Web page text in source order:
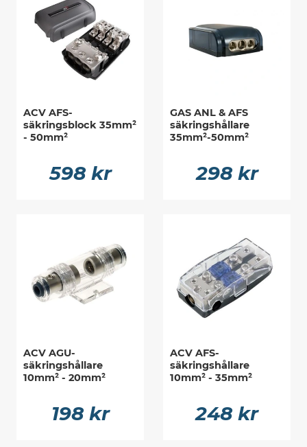
ACV AFS-
säkringsblock 35mm²
- 50mm²
598 kr
GAS ANL & AFS
säkringshållare
35mm²-50mm²
298 kr
ACV AGU-
säkringshållare
10mm² - 20mm²
198 kr
ACV AFS-
säkringshållare
10mm² - 35mm²
248 kr